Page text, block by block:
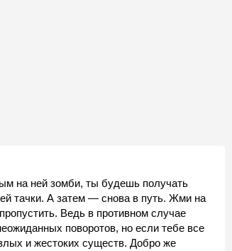
на ней зомби, ты будешь получать
тачки. А затем — снова в путь. Жми на
Ведь в противном случае
поворотов, но если тебе все
и жестоких существ. Добро же